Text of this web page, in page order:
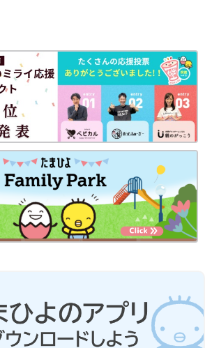
を掲載。
、事故・けがの予防と対策、病気の受診の
く紹介しています。
「赤ちゃんの月齢別 発育・発達見通し表」